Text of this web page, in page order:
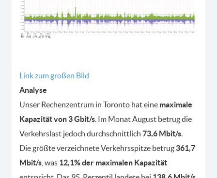
Link zum großen Bild
Analyse
Unser Rechenzentrum in Toronto hat eine maximale
Kapazität von 3 Gbit/s. Im Monat August betrug die
Verkehrslast jedoch durchschnittlich 73,6 Mbit/s.
Die größte verzeichnete Verkehrsspitze betrug 361,7
Mbit/s , was 12,1% der maximalen Kapazität